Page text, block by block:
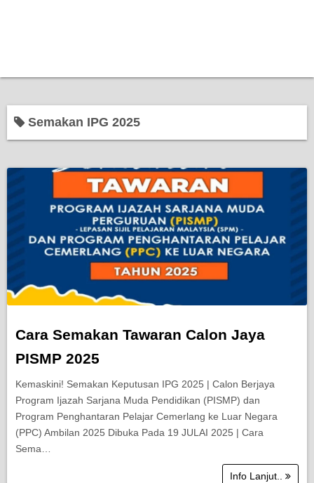
Semakan IPG 2025
Cara Semakan Tawaran Calon Jaya
PISMP 2025
Kemaskini! Semakan Keputusan IPG 2025 | Calon Berjaya
Program Ijazah Sarjana Muda Pendidikan (PISMP) dan
Program Penghantaran Pelajar Cemerlang ke Luar Negara
(PPC) Ambilan 2025 Dibuka Pada 19 JULAI 2025 | Cara
Sema…
Info Lanjut..